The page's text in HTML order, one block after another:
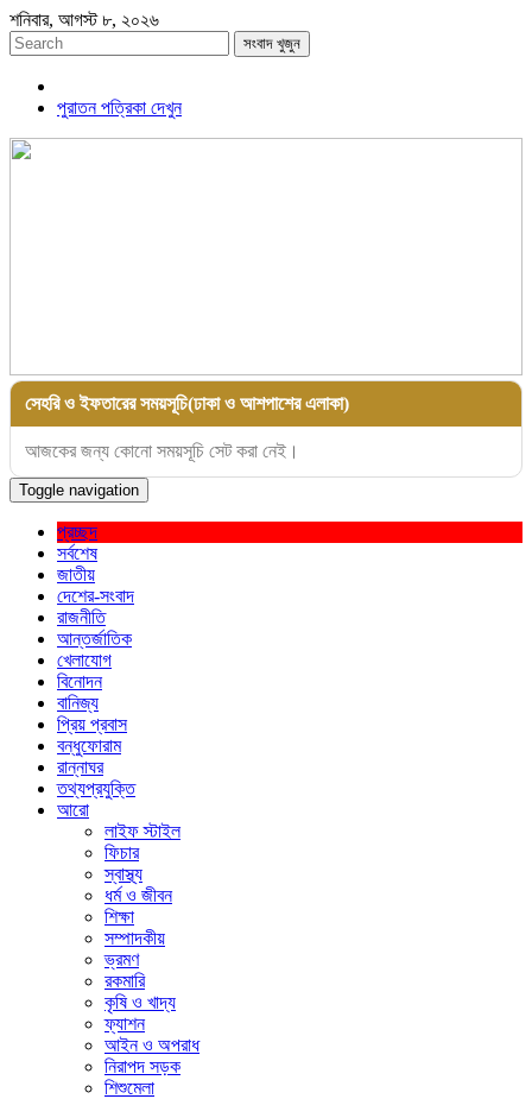
শনিবার, আগস্ট ৮, ২০২৬
সংবাদ খুজুন
পুরাতন পত্রিকা দেখুন
সেহরি ও ইফতারের সময়সূচি(ঢাকা ও আশপাশের এলাকা)
আজকের জন্য কোনো সময়সূচি সেট করা নেই।
Toggle navigation
প্রচ্ছদ
সর্বশেষ
জাতীয়
দেশের-সংবাদ
রাজনীতি
আন্তর্জাতিক
খেলাযোগ
বিনোদন
বানিজ্য
প্রিয় প্রবাস
বন্ধুফোরাম
রান্নাঘর
তথ্যপ্রযুক্তি
আরো
লাইফ স্টাইল
ফিচার
স্বাস্থ্য
ধর্ম ও জীবন
শিক্ষা
সম্পাদকীয়
ভ্রমণ
রকমারি
কৃষি ও খাদ্য
ফ্যাশন
আইন ও অপরাধ
নিরাপদ সড়ক
শিশুমেলা